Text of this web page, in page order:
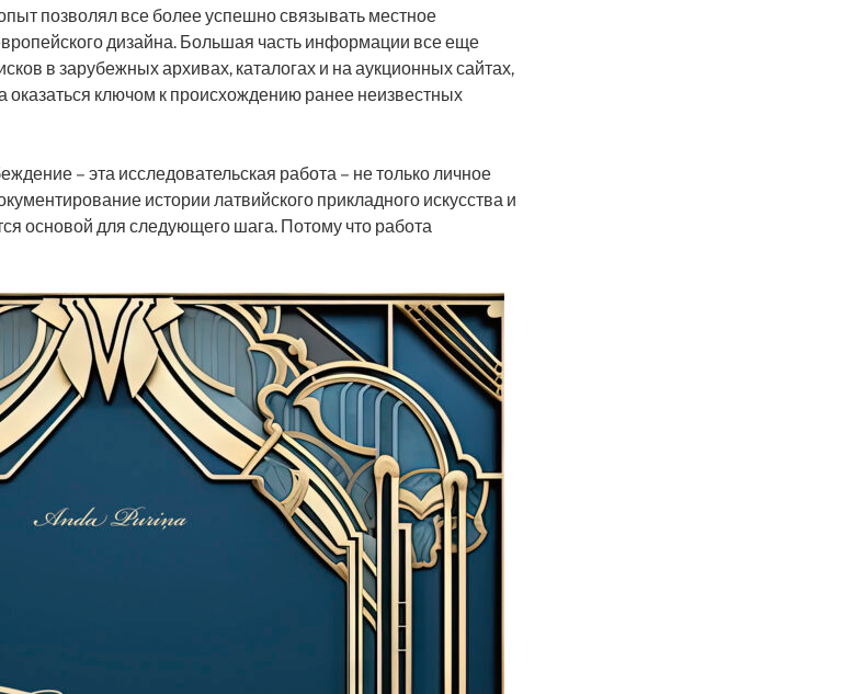
позволял все более успешно связывать местное
дизайна. Большая часть информации все еще
в зарубежных архивах, каталогах и на аукционных сайтах,
оказаться ключом к происхождению ранее неизвестных
– эта исследовательская работа – не только личное
истории латвийского прикладного искусства и
основой для следующего шага. Потому что работа